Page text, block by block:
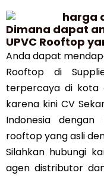
Dimana dapat
UPVC Rooftop
Anda dapat
Rooftop di
terpercaya di kota
karena kini CV
Indonesia
rooftop yang asli
Silahkan hubungi
agen distributor